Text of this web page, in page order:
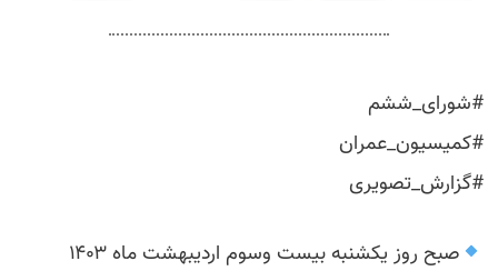
#شورای_ششم
#کمیسیون_عمران
#گزارش_تصویری
صبح روز یکشنبه بیست وسوم اردیبهشت ماه ۱۴۰۳